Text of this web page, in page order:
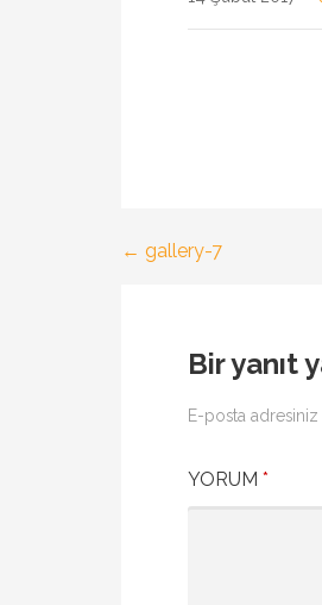
Yazı
← gallery-7
Bir yanıt
E-posta adresiniz
YORUM *